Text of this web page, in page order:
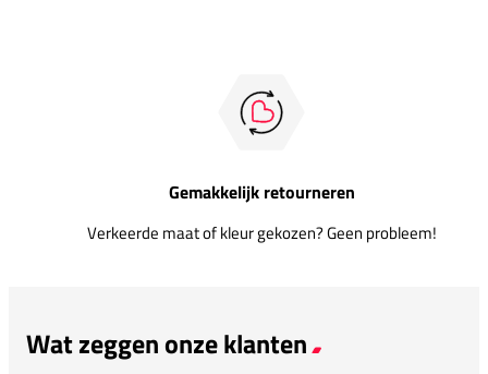
Gemakkelijk retourneren
Verkeerde maat of kleur gekozen? Geen probleem!
Wat zeggen onze klanten